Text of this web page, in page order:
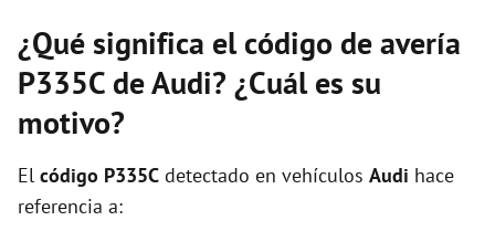
¿Qué significa el código de avería
P335C de Audi? ¿Cuál es su
motivo?
El código P335C detectado en vehículos Audi hace
referencia a: